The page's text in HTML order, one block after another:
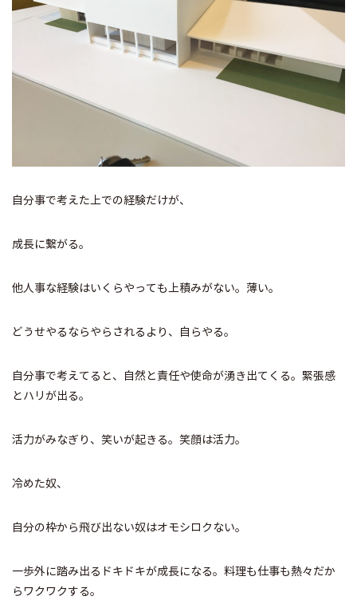
自分事で考えた上での経験だけが、
成長に繋がる。
他人事な経験はいくらやっても上積みがない。薄い。
どうせやるならやらされるより、自らやる。
自分事で考えてると、自然と責任や使命が湧き出てくる。緊張感
とハリが出る。
活力がみなぎり、笑いが起きる。笑顔は活力。
冷めた奴、
自分の枠から飛び出ない奴はオモシロクない。
一歩外に踏み出るドキドキが成長になる。料理も仕事も熱々だか
らワクワクする。